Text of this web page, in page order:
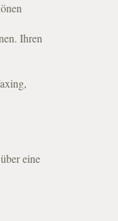
Ihren
eine